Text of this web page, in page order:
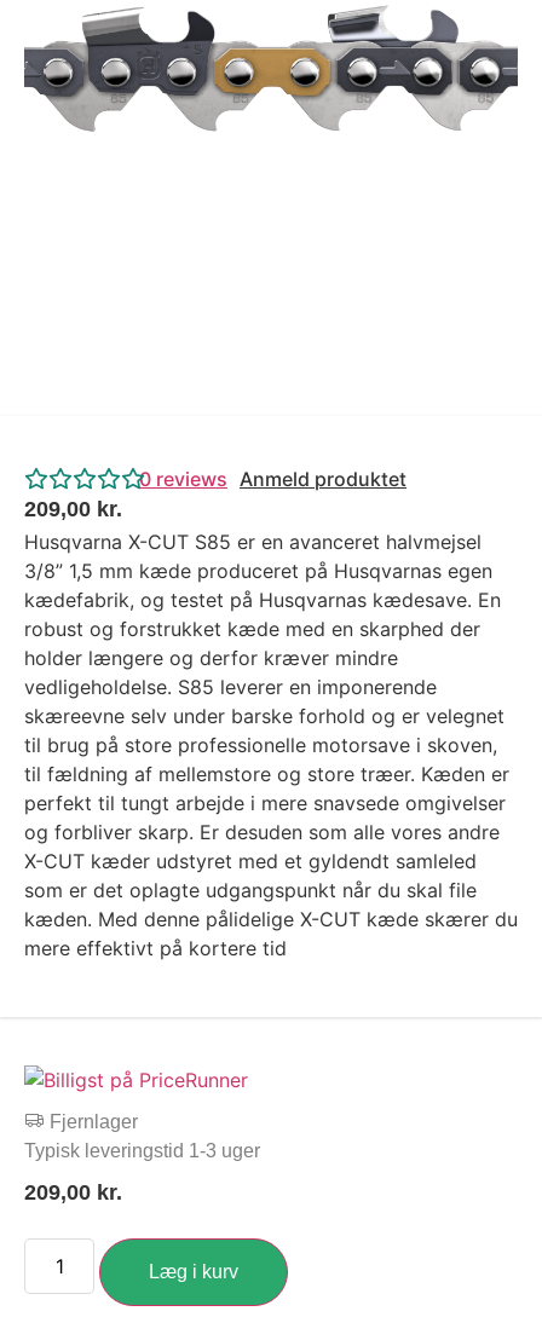
Tips og tricks
4.4 Google Reviews
4.7 Trustpilot
0 reviews Anmeld produktet
209,00 kr.
Husqvarna X-CUT S85 er en avanceret halvmejsel
3/8” 1,5 mm kæde produceret på Husqvarnas egen
kædefabrik, og testet på Husqvarnas kædesave. En
robust og forstrukket kæde med en skarphed der
holder længere og derfor kræver mindre
vedligeholdelse. S85 leverer en imponerende
skæreevne selv under barske forhold og er velegnet
til brug på store professionelle motorsave i skoven,
til fældning af mellemstore og store træer. Kæden er
perfekt til tungt arbejde i mere snavsede omgivelser
og forbliver skarp. Er desuden som alle vores andre
X-CUT kæder udstyret med et gyldendt samleled
som er det oplagte udgangspunkt når du skal file
kæden. Med denne pålidelige X-CUT kæde skærer du
mere effektivt på kortere tid
Fjernlager
Typisk leveringstid 1-3 uger
209,00 kr.
Læg i kurv